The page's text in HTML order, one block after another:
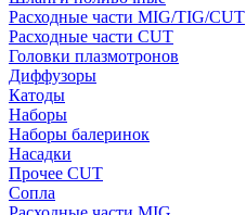
Расходные части MIG/TIG/CUT
Расходные части CUT
Головки плазмотронов
Диффузоры
Катоды
Наборы
Наборы балеринок
Насадки
Прочее CUT
Сопла